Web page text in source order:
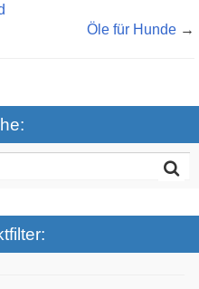
Öle für Hunde →